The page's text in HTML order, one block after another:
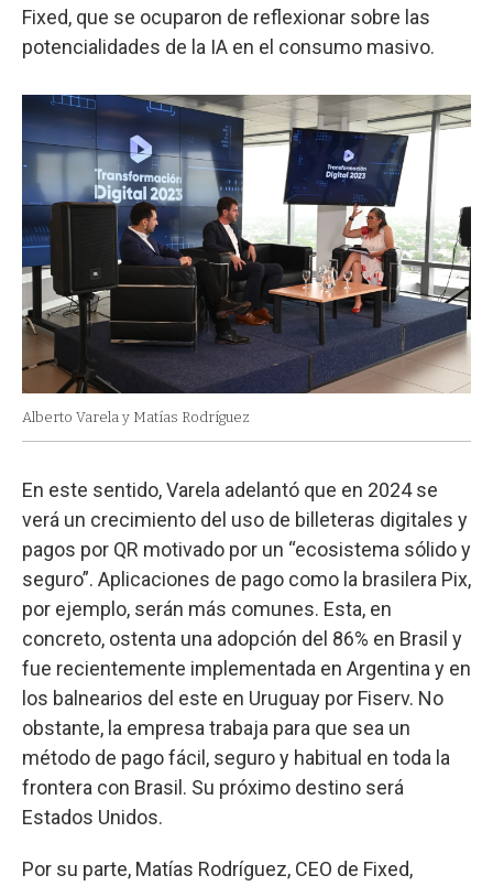
Fixed, que se ocuparon de reflexionar sobre las
potencialidades de la IA en el consumo masivo.
Alberto Varela y Matías Rodríguez
En este sentido, Varela adelantó que en 2024 se
verá un crecimiento del uso de billeteras digitales y
pagos por QR motivado por un “ecosistema sólido y
seguro”. Aplicaciones de pago como la brasilera Pix,
por ejemplo, serán más comunes. Esta, en
concreto, ostenta una adopción del 86% en Brasil y
fue recientemente implementada en Argentina y en
los balnearios del este en Uruguay por Fiserv. No
obstante, la empresa trabaja para que sea un
método de pago fácil, seguro y habitual en toda la
frontera con Brasil. Su próximo destino será
Estados Unidos.
Por su parte, Matías Rodríguez, CEO de Fixed,